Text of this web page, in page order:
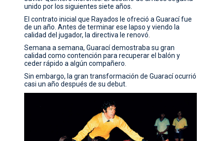
unido por los siguientes siete años.
El contrato inicial que Rayados le ofreció a Guarací fue
de un año. Antes de terminar ese lapso y viendo la
calidad del jugador, la directiva le renovó.
Semana a semana, Guarací demostraba su gran
calidad como contención para recuperar el balón y
ceder rápido a algún compañero.
Sin embargo, la gran transformación de Guarací ocurrió
casi un año después de su debut.